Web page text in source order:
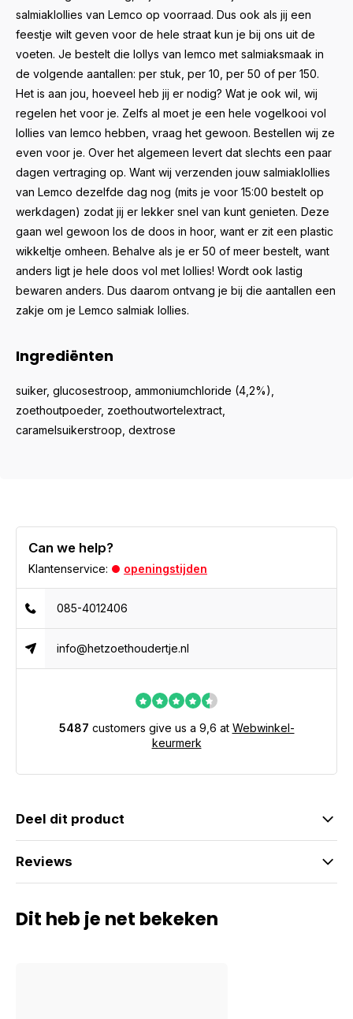
salmiaklollies van Lemco op voorraad. Dus ook als jij een
feestje wilt geven voor de hele straat kun je bij ons uit de
voeten. Je bestelt die lollys van lemco met salmiaksmaak in
de volgende aantallen: per stuk, per 10, per 50 of per 150.
Het is aan jou, hoeveel heb jij er nodig? Wat je ook wil, wij
regelen het voor je. Zelfs al moet je een hele vogelkooi vol
lollies van lemco hebben, vraag het gewoon. Bestellen wij ze
even voor je. Over het algemeen levert dat slechts een paar
dagen vertraging op. Want wij verzenden jouw salmiaklollies
van Lemco dezelfde dag nog (mits je voor 15:00 bestelt op
werkdagen) zodat jij er lekker snel van kunt genieten. Deze
gaan wel gewoon los de doos in hoor, want er zit een plastic
wikkeltje omheen. Behalve als je er 50 of meer bestelt, want
anders ligt je hele doos vol met lollies! Wordt ook lastig
bewaren anders. Dus daarom ontvang je bij die aantallen een
zakje om je Lemco salmiak lollies.
Ingrediënten
suiker, glucosestroop, ammoniumchloride (4,2%),
zoethoutpoeder, zoethoutwortelextract,
caramelsuikerstroop, dextrose
Can we help?
Klantenservice: openingstijden
085-4012406
info@hetzoethoudertje.nl
5487 customers give us a 9,6 at Webwinkel-
keurmerk
Deel dit product
Reviews
Dit heb je net bekeken